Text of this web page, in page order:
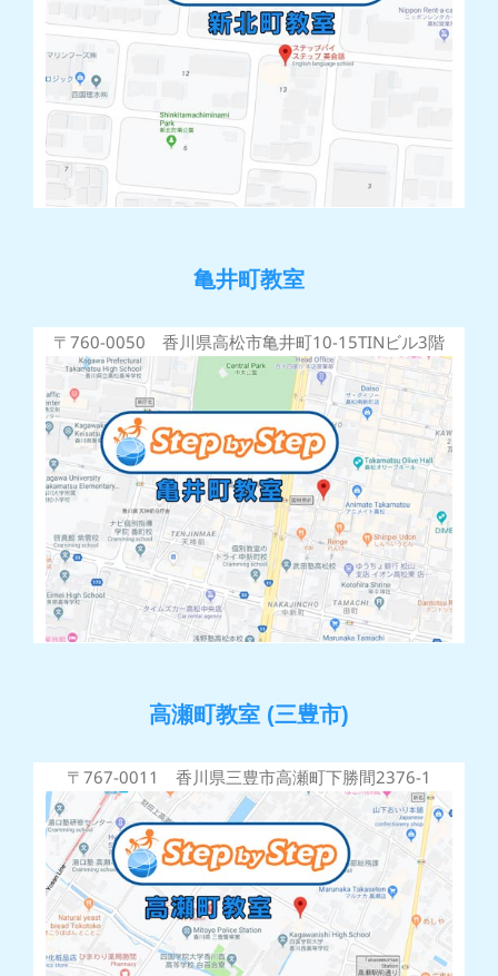
亀井町教室
〒760-0050 香川県高松市亀井町10-15TINビル3階
高瀬町教室 (三豊市)
〒767-0011 香川県三豊市高瀬町下勝間2376-1